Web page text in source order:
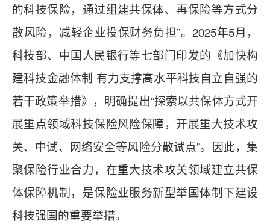
的科技保险，通过组建共保体、再保险等方式分
散风险，减轻企业投保财务负担”。2025年5月，
科技部、中国人民银行等七部门印发的《加快构
建科技金融体制 有力支撑高水平科技自立自强的
若干政策举措》，明确提出“探索以共保体方式开
展重点领域科技保险风险保障，开展重大技术攻
关、中试、网络安全等风险分散试点”。因此，集
聚保险行业合力，在重大技术攻关领域建立共保
体保障机制，是保险业服务新型举国体制下建设
科技强国的重要举措。